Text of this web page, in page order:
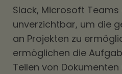
Slack, Microsoft
unverzichtbar, um die
an Projekten zu
ermöglichen die
Teilen von